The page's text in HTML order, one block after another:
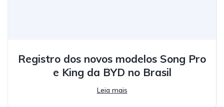
Registro dos novos modelos Song Pro
e King da BYD no Brasil
Leia mais